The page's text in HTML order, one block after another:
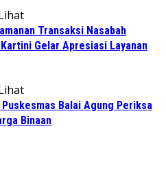
Transaksi Nasabah
Gelar Apresiasi Layanan
Balai Agung Periksa
Binaan